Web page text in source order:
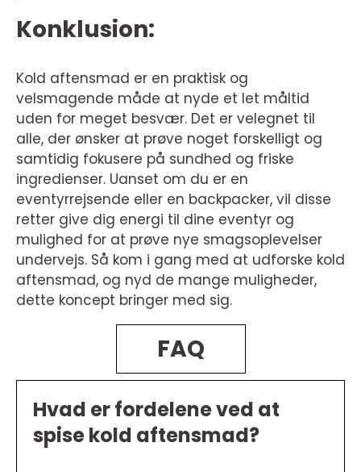
Konklusion:
Kold aftensmad er en praktisk og
velsmagende måde at nyde et let måltid
uden for meget besvær. Det er velegnet til
alle, der ønsker at prøve noget forskelligt og
samtidig fokusere på sundhed og friske
ingredienser. Uanset om du er en
eventyrrejsende eller en backpacker, vil disse
retter give dig energi til dine eventyr og
mulighed for at prøve nye smagsoplevelser
undervejs. Så kom i gang med at udforske kold
aftensmad, og nyd de mange muligheder,
dette koncept bringer med sig.
FAQ
Hvad er fordelene ved at
spise kold aftensmad?